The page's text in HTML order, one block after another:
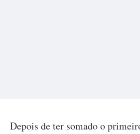
Depois de ter somado o